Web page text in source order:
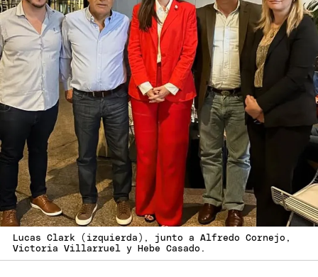
Lucas Clark (izquierda), junto a Alfredo Cornejo,
Victoria Villarruel y Hebe Casado.